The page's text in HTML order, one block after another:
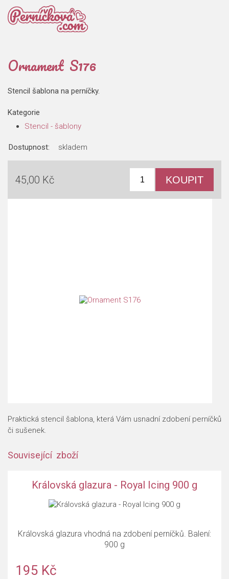
Ornament S176
Stencil šablona na perníčky.
Kategorie
Stencil - šablony
Dostupnost: skladem
45,00 Kč
Praktická stencil šablona, která Vám usnadní zdobení perníčků
či sušenek.
Související zboží
Královská glazura - Royal Icing 900 g
Královská glazura vhodná na zdobení perníčků. Balení:
900 g
195 Kč